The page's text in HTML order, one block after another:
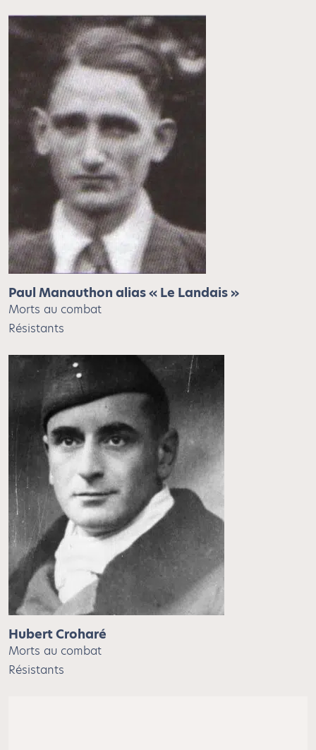
Paul Manauthon alias « Le Landais »
Morts au combat
Résistants
Hubert Croharé
Morts au combat
Résistants